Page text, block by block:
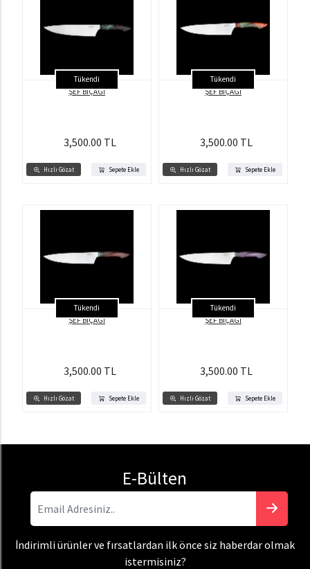
Tükendi
Hızlı Gözat Sepete Ekle
ŞEF BIÇAĞI
3,500.00 TL
Tükendi
Hızlı Gözat Sepete Ekle
ŞEF BIÇAĞI
3,500.00 TL
Tükendi
Hızlı Gözat Sepete Ekle
ŞEF BIÇAĞI
3,500.00 TL
Tükendi
Hızlı Gözat Sepete Ekle
ŞEF BIÇAĞI
3,500.00 TL
E-Bülten
İndirimli ürünler ve fırsatlardan ilk önce siz haberdar olmak
istermisiniz?